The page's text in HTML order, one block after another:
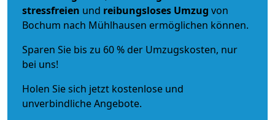
stressfreien und reibungsloses Umzug von
Bochum nach Mühlhausen ermöglichen können.
Sparen Sie bis zu 60 % der Umzugskosten, nur
bei uns!
Holen Sie sich jetzt kostenlose und
unverbindliche Angebote.